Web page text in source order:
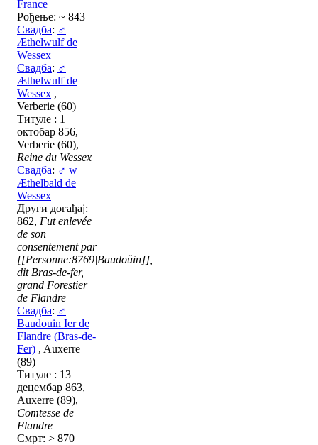
France
Рођење: ~ 843
Свадба: ♂
Æthelwulf de
Wessex
Свадба: ♂
Æthelwulf de
Wessex ,
Verberie (60)
Титуле : 1
октобар 856,
Verberie (60),
Reine du Wessex
Свадба: ♂ w
Æthelbald de
Wessex
Други догађај:
862, Fut enlevée
de son
consentement par
[[Personne:8769|Baudoüin]],
dit Bras-de-fer,
grand Forestier
de Flandre
Свадба: ♂
Baudouin Ier de
Flandre (Bras-de-
Fer) , Auxerre
(89)
Титуле : 13
децембар 863,
Auxerre (89),
Comtesse de
Flandre
Смрт: > 870